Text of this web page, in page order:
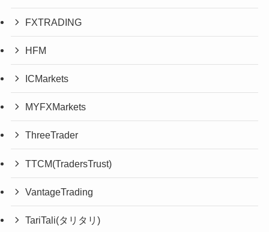
FXTRADING
HFM
ICMarkets
MYFXMarkets
ThreeTrader
TTCM(TradersTrust)
VantageTrading
TariTali(タリタリ)